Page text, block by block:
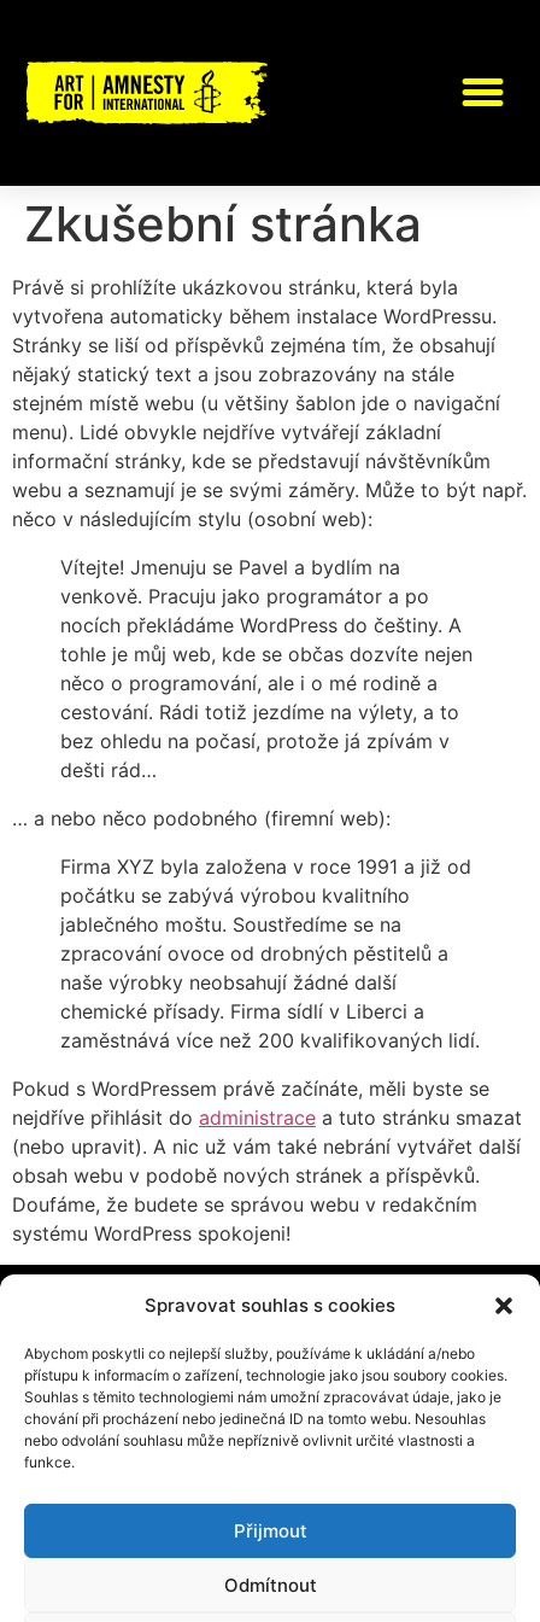
Spravovat souhlas s cookies
Abychom poskytli co nejlepší služby, používáme k ukládání a/nebo
přístupu k informacím o zařízení, technologie jako jsou soubory cookies.
Souhlas s těmito technologiemi nám umožní zpracovávat údaje, jako je
chování při procházení nebo jedinečná ID na tomto webu. Nesouhlas
nebo odvolání souhlasu může nepříznivě ovlivnit určité vlastnosti a
funkce.
Přijmout
Odmítnout
Zkušební stránka
Právě si prohlížíte ukázkovou stránku, která byla
vytvořena automaticky během instalace WordPressu.
Stránky se liší od příspěvků zejména tím, že obsahují
nějaký statický text a jsou zobrazovány na stále
stejném místě webu (u většiny šablon jde o navigační
menu). Lidé obvykle nejdříve vytvářejí základní
informační stránky, kde se představují návštěvníkům
webu a seznamují je se svými záměry. Může to být např.
něco v následujícím stylu (osobní web):
Vítejte! Jmenuju se Pavel a bydlím na
venkově. Pracuju jako programátor a po
nocích překládáme WordPress do češtiny. A
tohle je můj web, kde se občas dozvíte nejen
něco o programování, ale i o mé rodině a
cestování. Rádi totiž jezdíme na výlety, a to
bez ohledu na počasí, protože já zpívám v
dešti rád…
… a nebo něco podobného (firemní web):
Firma XYZ byla založena v roce 1991 a již od
počátku se zabývá výrobou kvalitního
jablečného moštu. Soustředíme se na
zpracování ovoce od drobných pěstitelů a
naše výrobky neobsahují žádné další
chemické přísady. Firma sídlí v Liberci a
zaměstnává více než 200 kvalifikovaných lidí.
Pokud s WordPressem právě začínáte, měli byste se
nejdříve přihlásit do administrace a tuto stránku smazat
(nebo upravit). A nic už vám také nebrání vytvářet další
obsah webu v podobě nových stránek a příspěvků.
Doufáme, že budete se správou webu v redakčním
systému WordPress spokojeni!
130 00 Praha 3 – Žižkov